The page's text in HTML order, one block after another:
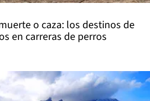
o caza: los destinos de
en carreras de perros